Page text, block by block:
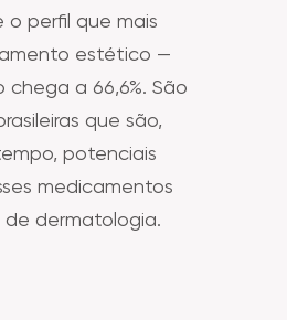
o perfil que mais
estético —
chega a 66,6%. São
que são,
potenciais
medicamentos
dermatologia.